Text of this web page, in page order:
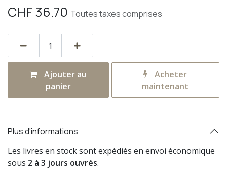
CHF36.70 Toutes taxes comprises
Ajouter au
panier
Acheter
maintenant
Plus d'informations
Les livres en stock sont expédiés en envoi économique
sous 2 à 3 jours ouvrés.